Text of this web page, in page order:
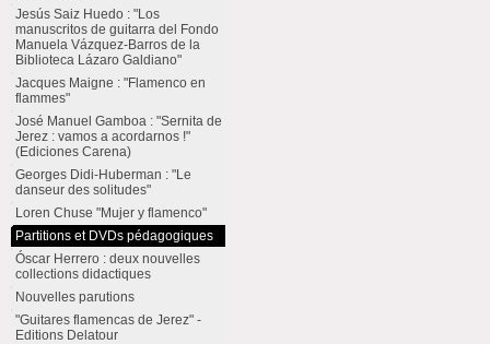
Jesús Saiz Huedo : "Los
manuscritos de guitarra del Fondo
Manuela Vázquez-Barros de la
Biblioteca Lázaro Galdiano"
Jacques Maigne : "Flamenco en
flammes"
José Manuel Gamboa : "Sernita de
Jerez : vamos a acordarnos !"
(Ediciones Carena)
Georges Didi-Huberman : "Le
danseur des solitudes"
Loren Chuse "Mujer y flamenco"
Partitions et DVDs pédagogiques
Óscar Herrero : deux nouvelles
collections didactiques
Nouvelles parutions
"Guitares flamencas de Jerez" -
Editions Delatour